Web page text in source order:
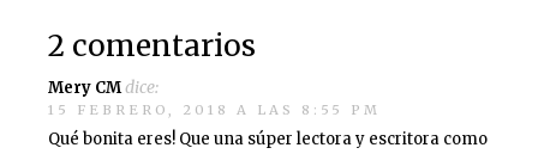
2 comentarios
Mery CMdice:
15 FEBRERO, 2018 A LAS 8:55 PM
Qué bonita eres! Que una súper lectora y escritora como